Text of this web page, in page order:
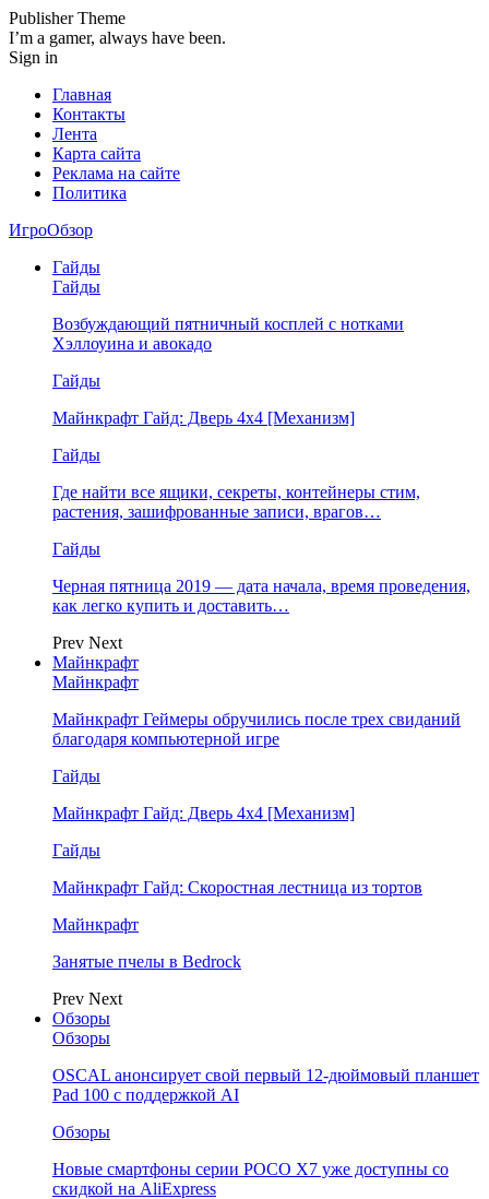
Publisher Theme
I’m a gamer, always have been.
Sign in
Главная
Контакты
Лента
Карта сайта
Реклама на сайте
Политика
ИгроОбзор
Гайды
Гайды
Возбуждающий пятничный косплей с нотками
Хэллоуина и авокадо
Гайды
Майнкрафт Гайд: Дверь 4х4 [Механизм]
Гайды
Где найти все ящики, секреты, контейнеры стим,
растения, зашифрованные записи, врагов…
Гайды
Черная пятница 2019 — дата начала, время проведения,
как легко купить и доставить…
Prev Next
Майнкрафт
Майнкрафт
Майнкрафт Геймеры обручились после трех свиданий
благодаря компьютерной игре
Гайды
Майнкрафт Гайд: Дверь 4х4 [Механизм]
Гайды
Майнкрафт Гайд: Скоростная лестница из тортов
Майнкрафт
Занятые пчелы в Bedrock
Prev Next
Обзоры
Обзоры
OSCAL анонсирует свой первый 12-дюймовый планшет
Pad 100 с поддержкой AI
Обзоры
Новые смартфоны серии POCO X7 уже доступны со
скидкой на AliExpress